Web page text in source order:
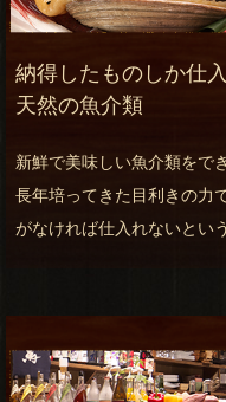
納得したものしか仕
天然の魚介類
新鮮で美味しい魚介類をで
長年培ってきた目利きの力
がなければ仕入れないとい